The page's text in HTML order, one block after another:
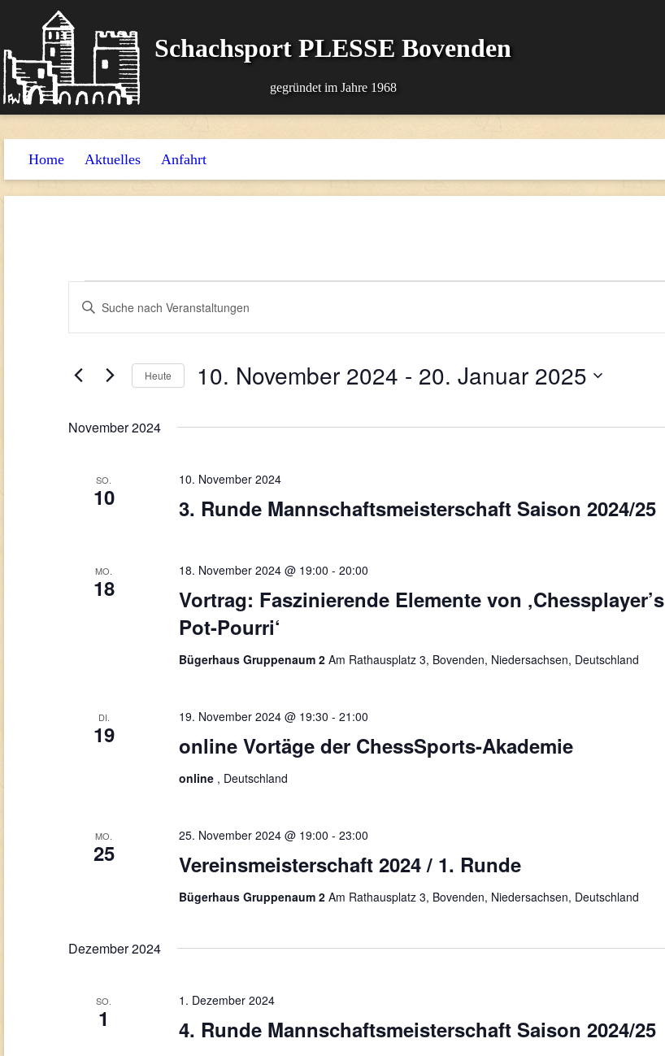
Schachsport PLESSE Bovenden
gegründet im Jahre 1968
Home Aktuelles Anfahrt
Suche
Navigation
Bitte
Schlüsselwort
Veranstaltungen
Schlüsselwort.
Heute 10. November 2024 - 20. Januar 2025
November 2024
SO.
10 3. Runde Mannschaftsmeisterschaft Saison 2024/25
10. November 2024
MO.
18
Vortrag: Faszinierende Elemente von ‚Chessplayer’s
Pot-Pourri‘
18. November 2024 @ 19:00 - 20:00
Bügerhaus Gruppenaum 2 Am Rathausplatz 3, Bovenden, Niedersachsen, Deutschland
DI.
19 online Vortäge der ChessSports-Akademie
19. November 2024 @ 19:30 - 21:00
online , Deutschland
MO.
25 Vereinsmeisterschaft 2024 / 1. Runde
25. November 2024 @ 19:00 - 23:00
Bügerhaus Gruppenaum 2 Am Rathausplatz 3, Bovenden, Niedersachsen, Deutschland
Dezember 2024
SO.
1 4. Runde Mannschaftsmeisterschaft Saison 2024/25
1. Dezember 2024